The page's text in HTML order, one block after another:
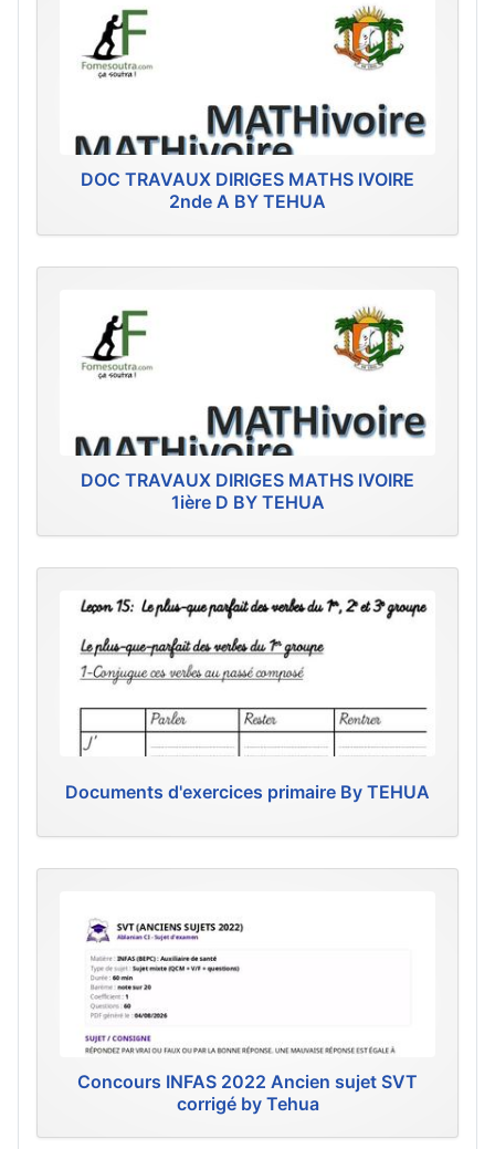
DOC TRAVAUX DIRIGES MATHS IVOIRE
2nde A BY TEHUA
DOC TRAVAUX DIRIGES MATHS IVOIRE
1ière D BY TEHUA
Documents d'exercices primaire By TEHUA
Concours INFAS 2022 Ancien sujet SVT
corrigé by Tehua